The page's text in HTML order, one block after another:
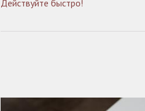
Действуйте быстро!